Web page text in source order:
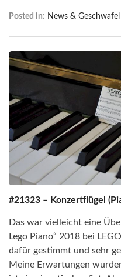
Posted in: News & Geschwafel
#21323 – Konzertflügel
Das war vielleicht eine
Lego Piano“ 2018 bei
dafür gestimmt und sehr
Meine Erwartungen